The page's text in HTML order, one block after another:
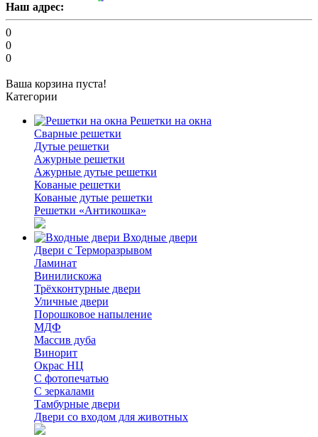
Наш адрес:
0
0
0
Ваша корзина пуста!
Категории
Решетки на окна
Сварные решетки
Дутые решетки
Ажурные решетки
Ажурные дутые решетки
Кованые решетки
Кованые дутые решетки
Решетки «Антикошка»
Входные двери
Двери с Терморазрывом
Ламинат
Винилискожа
Трёхконтурные двери
Уличные двери
Порошковое напыление
МДФ
Массив дуба
Винорит
Окрас НЦ
С фотопечатью
С зеркалами
Тамбурные двери
Двери со входом для животных